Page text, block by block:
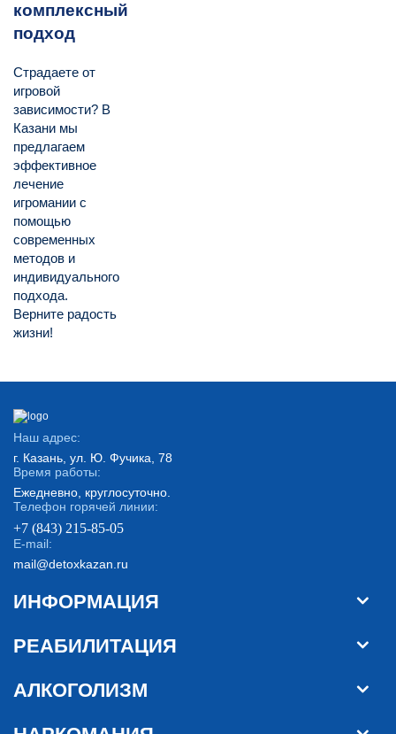
комплексный
подход
Страдаете от
игровой
зависимости? В
Казани мы
предлагаем
эффективное
лечение
игромании с
помощью
современных
методов и
индивидуального
подхода.
Верните радость
жизни!
Наш адрес:
г. Казань, ул. Ю. Фучика, 78
Время работы:
Ежедневно, круглосуточно.
Телефон горячей линии:
+7 (843) 215-85-05
E-mail:
mail@detoxkazan.ru
ИНФОРМАЦИЯ
РЕАБИЛИТАЦИЯ
АЛКОГОЛИЗМ